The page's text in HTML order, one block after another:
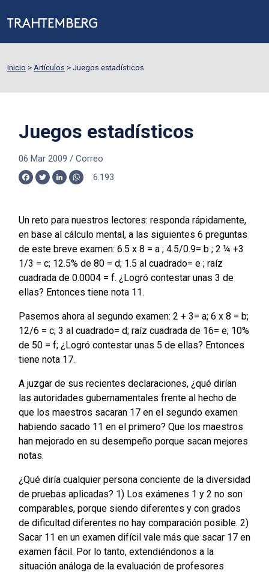
Inicio > Artículos > Juegos estadísticos
Juegos estadísticos
06 Mar 2009 / Correo
Facebook
TwitterLinkedInWhatsApp
6.193
Un reto para nuestros lectores: responda rápidamente,
en base al cálculo mental, a las siguientes 6 preguntas
de este breve examen: 6.5 x 8 = a ; 4.5/0.9= b ; 2 ¼ +3
1/3 = c; 12.5% de 80 = d; 1.5 al cuadrado= e ; raíz
cuadrada de 0.0004 = f. ¿Logró contestar unas 3 de
ellas? Entonces tiene nota 11.
Pasemos ahora al segundo examen: 2 + 3= a; 6 x 8 = b;
12/6 = c; 3 al cuadrado= d; raíz cuadrada de 16= e; 10%
de 50 = f; ¿Logró contestar unas 5 de ellas? Entonces
tiene nota 17.
A juzgar de sus recientes declaraciones, ¿qué dirían
las autoridades gubernamentales frente al hecho de
que los maestros sacaran 17 en el segundo examen
habiendo sacado 11 en el primero? Que los maestros
han mejorado en su desempeño porque sacan mejores
notas.
¿Qué diría cualquier persona conciente de la diversidad
de pruebas aplicadas? 1) Los exámenes 1 y 2 no son
comparables, porque siendo diferentes y con grados
de dificultad diferentes no hay comparación posible. 2)
Sacar 11 en un examen difícil vale más que sacar 17 en
examen fácil. Por lo tanto, extendiéndonos a la
situación análoga de la evaluación de profesores